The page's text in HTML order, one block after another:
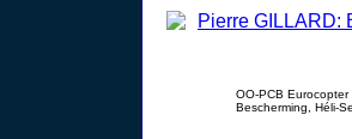
OO-PCB
Bescherming, Héli-